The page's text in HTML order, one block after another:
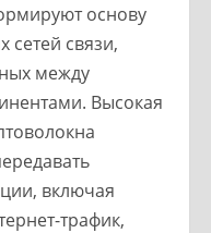
основу
сетей связи,
между
Высокая
включая
трафик,